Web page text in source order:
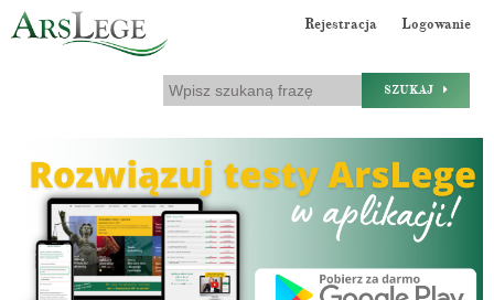
Rejestracja Logowanie
SZUKAJ